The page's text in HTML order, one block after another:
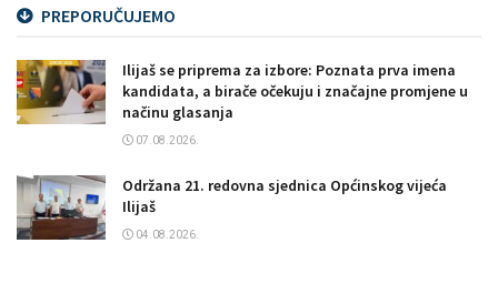
PREPORUČUJEMO
Ilijaš se priprema za izbore: Poznata prva imena
kandidata, a birače očekuju i značajne promjene u
načinu glasanja
07.08.2026.
Održana 21. redovna sjednica Općinskog vijeća
Ilijaš
04.08.2026.